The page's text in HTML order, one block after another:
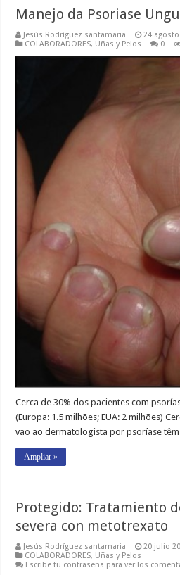
Manejo da Psoriase
Jesús Rodríguez santamaria
24 agosto
COLABORADORES, Uñas y Pelos 0
Cerca de 30% dos pacientes com
(Europa: 1.5 milhões; EUA: 2 milhões)
vão ao dermatologista por psoríase
Ampliar »
Protegido: Tratamiento
severa con metotrexato
Jesús Rodríguez santamaria
20 julio
COLABORADORES, Uñas y Pelos
Escribe tu contraseña para ver los